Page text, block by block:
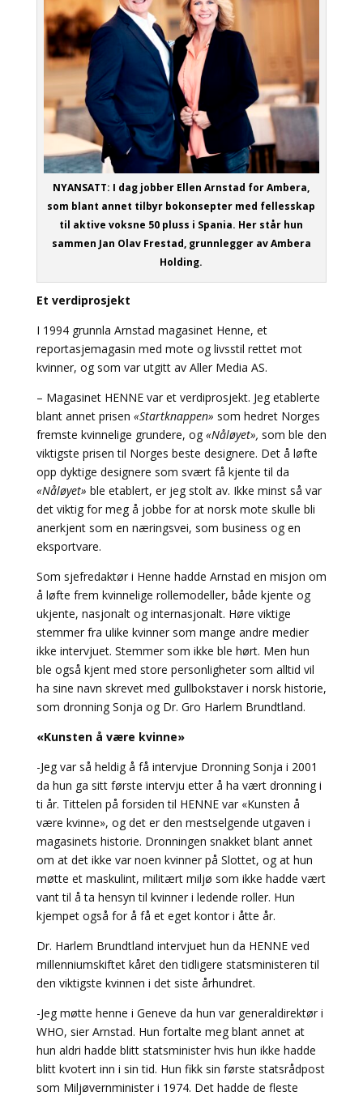
NYANSATT: I dag jobber Ellen Arnstad for Ambera,
som blant annet tilbyr bokonsepter med fellesskap
til aktive voksne 50 pluss i Spania. Her står hun
sammen Jan Olav Frestad, grunnlegger av Ambera
Holding.
Et verdiprosjekt
I 1994 grunnla Arnstad magasinet Henne, et
reportasjemagasin med mote og livsstil rettet mot
kvinner, og som var utgitt av Aller Media AS.
– Magasinet HENNE var et verdiprosjekt. Jeg etablerte
blant annet prisen «Startknappen» som hedret Norges
fremste kvinnelige grundere, og «Nåløyet», som ble den
viktigste prisen til Norges beste designere. Det å løfte
opp dyktige designere som svært få kjente til da
«Nåløyet» ble etablert, er jeg stolt av. Ikke minst så var
det viktig for meg å jobbe for at norsk mote skulle bli
anerkjent som en næringsvei, som business og en
eksportvare.
Som sjefredaktør i Henne hadde Arnstad en misjon om
å løfte frem kvinnelige rollemodeller, både kjente og
ukjente, nasjonalt og internasjonalt. Høre viktige
stemmer fra ulike kvinner som mange andre medier
ikke intervjuet. Stemmer som ikke ble hørt. Men hun
ble også kjent med store personligheter som alltid vil
ha sine navn skrevet med gullbokstaver i norsk historie,
som dronning Sonja og Dr. Gro Harlem Brundtland.
«Kunsten å være kvinne»
-Jeg var så heldig å få intervjue Dronning Sonja i 2001
da hun ga sitt første intervju etter å ha vært dronning i
ti år. Tittelen på forsiden til HENNE var «Kunsten å
være kvinne», og det er den mestselgende utgaven i
magasinets historie. Dronningen snakket blant annet
om at det ikke var noen kvinner på Slottet, og at hun
møtte et maskulint, militært miljø som ikke hadde vært
vant til å ta hensyn til kvinner i ledende roller. Hun
kjempet også for å få et eget kontor i åtte år.
Dr. Harlem Brundtland intervjuet hun da HENNE ved
millenniumskiftet kåret den tidligere statsministeren til
den viktigste kvinnen i det siste århundret.
-Jeg møtte henne i Geneve da hun var generaldirektør i
WHO, sier Arnstad. Hun fortalte meg blant annet at
hun aldri hadde blitt statsminister hvis hun ikke hadde
blitt kvotert inn i sin tid. Hun fikk sin første statsrådpost
som Miljøvernminister i 1974. Det hadde de fleste